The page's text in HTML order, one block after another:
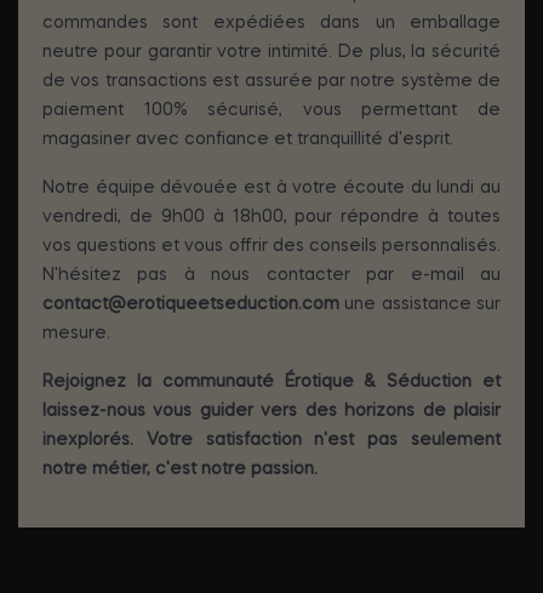
commandes sont expédiées dans un emballage
neutre pour garantir votre intimité. De plus, la sécurité
de vos transactions est assurée par notre système de
paiement 100% sécurisé, vous permettant de
magasiner avec confiance et tranquillité d'esprit.
Notre équipe dévouée est à votre écoute du lundi au
vendredi, de 9h00 à 18h00, pour répondre à toutes
vos questions et vous offrir des conseils personnalisés.
N'hésitez pas à nous contacter par e-mail au
contact@erotiqueetseduction.com une assistance sur
mesure.
Rejoignez la communauté Érotique & Séduction et
laissez-nous vous guider vers des horizons de plaisir
inexplorés. Votre satisfaction n'est pas seulement
notre métier, c'est notre passion.